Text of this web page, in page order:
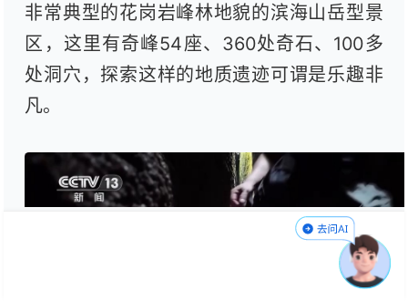
非常典型的花岗岩峰林地貌的滨海山岳型景
区，这里有奇峰54座、360处奇石、100多
处洞穴，探索这样的地质遗迹可谓是乐趣非
凡。